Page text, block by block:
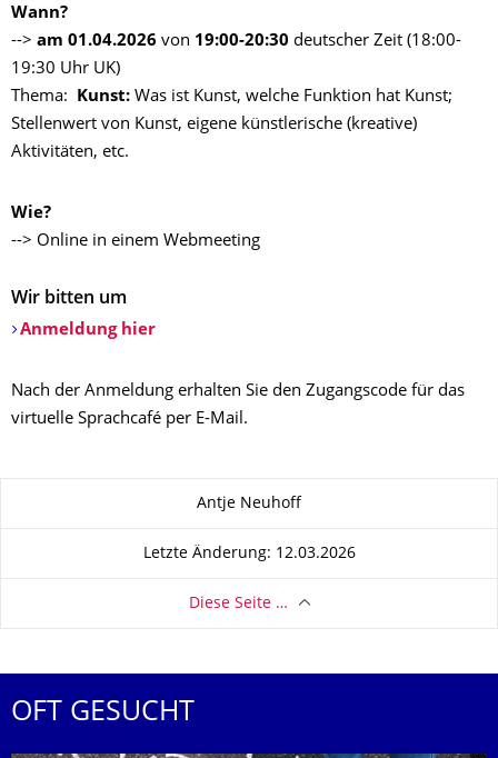
Wann?
--> am 01.04.2026 von 19:00-20:30 deutscher Zeit (18:00-
19:30 Uhr UK)
Thema:
Kunst: Was ist Kunst, welche Funktion hat Kunst;
Stellenwert von Kunst, eigene künstlerische (kreative)
Aktivitäten, etc.
Wie?
--> Online in einem Webmeeting
Wir bitten um
Anmeldung hier
Nach der Anmeldung erhalten Sie den Zugangscode für das
virtuelle Sprachcafé per E-Mail.
Antje Neuhoff
Letzte Änderung: 12.03.2026
Diese Seite …
OFT GESUCHT